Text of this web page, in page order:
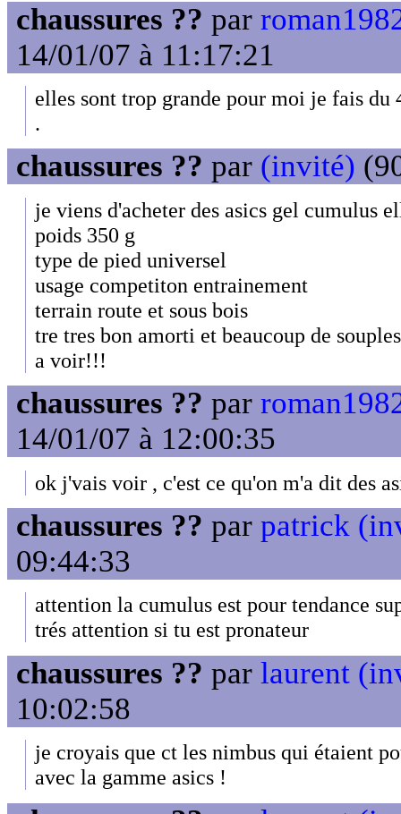
chaussures ?? par
14/01/07 à 11:17:21
elles sont trop grande pour moi je fais du
.
chaussures ?? par (invité)
je viens d'acheter des asics gel cumulus
poids 350 g
type de pied universel
usage competiton entrainement
terrain route et sous bois
tre tres bon amorti et beaucoup de
a voir!!!
chaussures ?? par
14/01/07 à 12:00:35
ok j'vais voir , c'est ce qu'on m'a dit des
chaussures ?? par patrick
09:44:33
attention la cumulus est pour tendance
trés attention si tu est pronateur
chaussures ?? par laurent
10:02:58
je croyais que ct les nimbus qui étaient
avec la gamme asics !